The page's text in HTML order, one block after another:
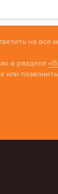
на все
в разделе
или позвонить